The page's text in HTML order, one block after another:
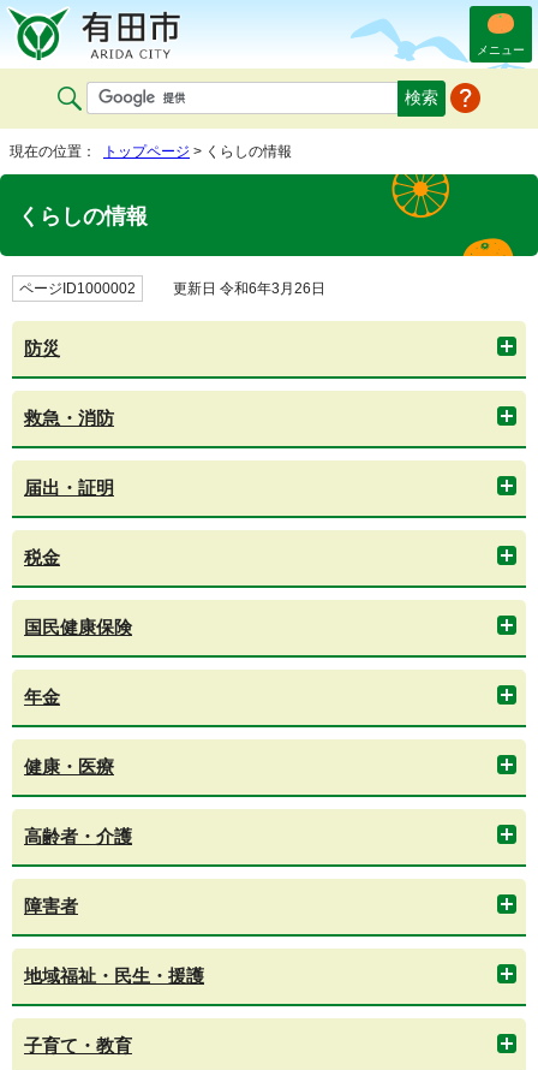
メニュー
現在の位置： トップページ > くらしの情報
くらしの情報
ページID1000002 更新日 令和6年3月26日
防災
救急・消防
届出・証明
税金
国民健康保険
年金
健康・医療
高齢者・介護
障害者
地域福祉・民生・援護
子育て・教育